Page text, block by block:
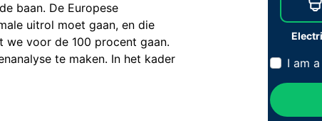
baan. De Europese
uitrol moet gaan, en die
we voor de 100 procent gaan.
te maken. In het kader
I am